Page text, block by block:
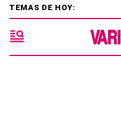
TEMAS DE HOY: